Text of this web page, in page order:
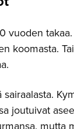
vuoden
koomasta.
joutuivat